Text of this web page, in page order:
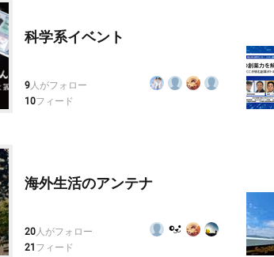
科学系イベント
9人がフォロー
10フィード
海外生活のアンテナ
20人がフォロー
21 フィード